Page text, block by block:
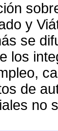
y
se
los
de
no